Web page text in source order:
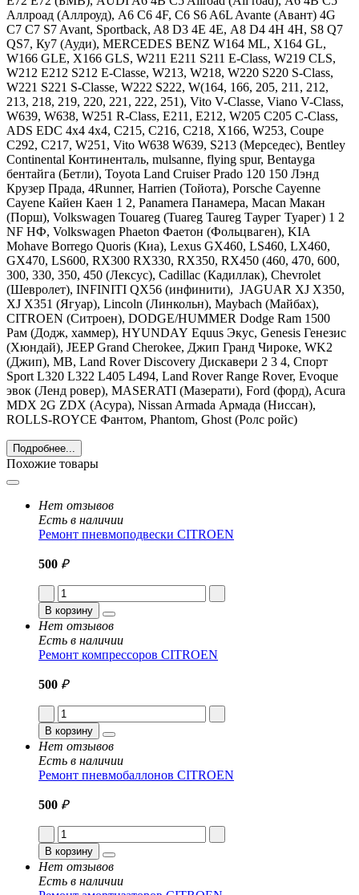
Аллроад (Аллроуд), A6 C6 4F, С6 S6 A6L Avante (Авант) 4G
C7 С7 S7 Avant, Sportback, A8 D3 4E 4Е, А8 D4 4H 4Н, S8 Q7
QS7, Ку7 (Ауди), MERCEDES BENZ W164 ML, X164 GL,
W166 GLE, X166 GLS, W211 E211 S211 E-Class, W219 CLS,
W212 E212 S212 E-Classe, W213, W218, W220 S220 S-Class,
W221 S221 S-Classe, W222 S222, W(164, 166, 205, 211, 212,
213, 218, 219, 220, 221, 222, 251), Vito V-Classe, Viano V-Class,
W639, W638, W251 R-Class, Е211, Е212, W205 C205 C-Class,
ADS EDC 4x4 4х4, C215, C216, C218, X166, W253, Coupe
C292, C217, W251, Vito W638 W639, S213 (Мерседес), Bentley
Continental Континенталь, mulsanne, flying spur, Bentayga
бентайга (Бетли), Toyota Land Cruiser Prado 120 150 Лэнд
Крузер Прада, 4Runner, Harrien (Тойота), Porsche Cayenne
Cayene Кайен Каен 1 2, Panamera Панамера, Macan Макан
(Порш), Volkswagen Touareg (Tuareg Taureg Таурег Туарег) 1 2
NF НФ, Volkswagen Phaeton Фаетон (Фольцваген), KIA
Mohave Borrego Quoris (Киа), Lexus GX460, LS460, LX460,
GX470, LS600, RX300 RX330, RX350, RX450 (460, 470, 600,
300, 330, 350, 450 (Лексус), Cadillac (Кадиллак), Сhevrolet
(Шевролет), INFINITI QX56 (инфинити), JAGUAR XJ X350,
XJ X351 (Ягуар), Lincoln (Линкольн), Maybach (Майбах),
CITROEN (Ситроен), DODGE/HUMMER Dodge Ram 1500
Рам (Додж, хаммер), HYUNDAY Equus Экус, Genesis Генезис
(Хюндай), JEEP Grand Cherokee, Джип Гранд Чироке, WK2
(Джип), MB, Land Rover Discovery Дискавери 2 3 4, Спорт
Sport L320 L322 L405 L494, Land Rover Range Rover, Evoque
эвок (Ленд ровер), MASERATI (Мазерати), Ford (форд), Acura
MDX 2G ZDX (Асура), Nissan Armada Армада (Ниссан),
ROLLS-ROYCE Фантом, Phantom, Ghost (Ролс ройс)
Подробнее...
Похожие товары
Нет отзывов
Есть в наличии
Ремонт пневмоподвески CITROEN
500 ₽
В корзину
Нет отзывов
Есть в наличии
Ремонт компрессоров CITROEN
500 ₽
В корзину
Нет отзывов
Есть в наличии
Ремонт пневмобаллонов CITROEN
500 ₽
В корзину
Нет отзывов
Есть в наличии